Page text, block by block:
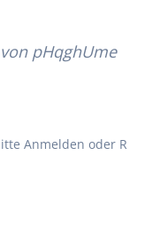
pHqghUme
Anmelden oder R